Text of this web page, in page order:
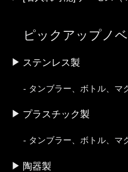
ピックアップノ
ステンレス製
タンブラー、ボトル、マ
プラスチック製
タンブラー、ボトル、マ
陶器製